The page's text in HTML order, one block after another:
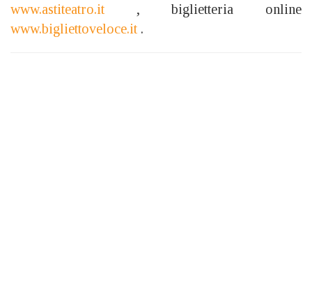
www.astiteatro.it , biglietteria online
www.bigliettoveloce.it .